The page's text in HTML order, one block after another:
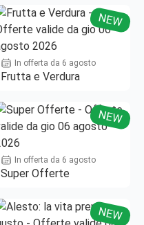
NEW
In offerta da 6 agosto
Frutta e Verdura
NEW
In offerta da 6 agosto
Super Offerte
NEW